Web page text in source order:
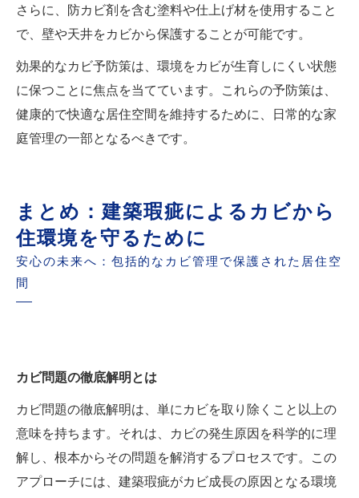
さらに、防カビ剤を含む塗料や仕上げ材を使用すること
で、壁や天井をカビから保護することが可能です。
効果的なカビ予防策は、環境をカビが生育しにくい状態
に保つことに焦点を当てています。これらの予防策は、
健康的で快適な居住空間を維持するために、日常的な家
庭管理の一部となるべきです。
まとめ：建築瑕疵によるカビから
住環境を守るために
安心の未来へ：包括的なカビ管理で保護された居住空
間
カビ問題の徹底解明とは
カビ問題の徹底解明は、単にカビを取り除くこと以上の
意味を持ちます。それは、カビの発生原因を科学的に理
解し、根本からその問題を解消するプロセスです。この
アプローチには、建築瑕疵がカビ成長の原因となる環境